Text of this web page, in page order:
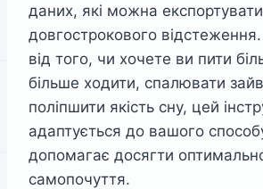
даних, які можна
довгострокового
від того, чи хочете ви пити
більше ходити, спалювати
поліпшити якість сну, цей
адаптується до вашого
допомагає досягти
самопочуття.